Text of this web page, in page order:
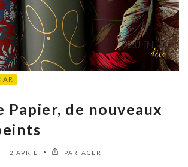
Papier, de nouveaux
2 AVRIL PARTAGER